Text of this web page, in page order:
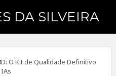
DA SILVEIRA
O Kit de Qualidade Definitivo